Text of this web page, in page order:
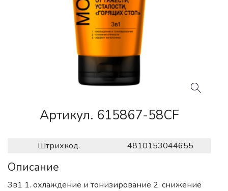
Артикул. 615867-58CF
Штрихкод. 4810153044655
Описание
3в1 1. охлаждение и тонизирование 2. снижение